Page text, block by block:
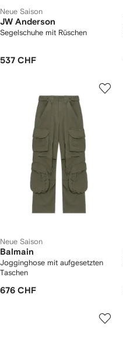
Neue Saison
JW Anderson
Segelschuhe mit Rüschen
537 CHF
Neue Saison
Balmain
Jogginghose mit aufgesetzten
Taschen
676 CHF